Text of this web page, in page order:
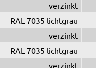
verzinkt
RAL 7035 lichtgrau
verzinkt
RAL 7035 lichtgrau
verzinkt